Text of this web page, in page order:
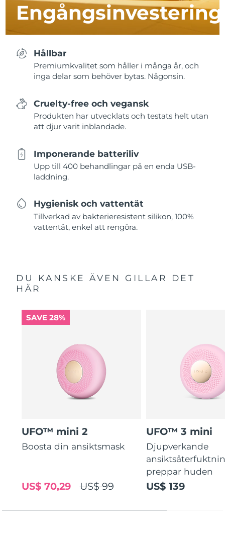
Engångsinvestering
Hållbar
Premiumkvalitet som håller i många år, och
inga delar som behöver bytas. Någonsin.
Cruelty-free och vegansk
Produkten har utvecklats och testats helt utan
att djur varit inblandade.
Imponerande batteriliv
Upp till 400 behandlingar på en enda USB-
laddning.
Hygienisk och vattentät
Tillverkad av bakterieresistent silikon, 100%
vattentät, enkel att rengöra.
DU KANSKE ÄVEN GILLAR DET
HÄR
SAVE 28%
UFO™ mini 2
Boosta din ansiktsmask
US$ 99
US$ 70,29
UFO™ 3 mini
Djupverkande
preppar huden
US$ 139